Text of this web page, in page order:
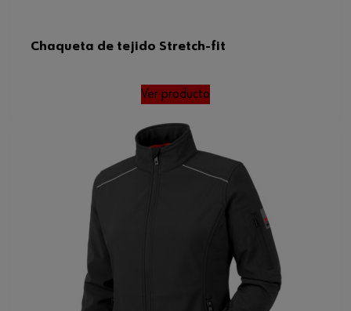
Chaqueta de tejido Stretch-fit
Ver producto